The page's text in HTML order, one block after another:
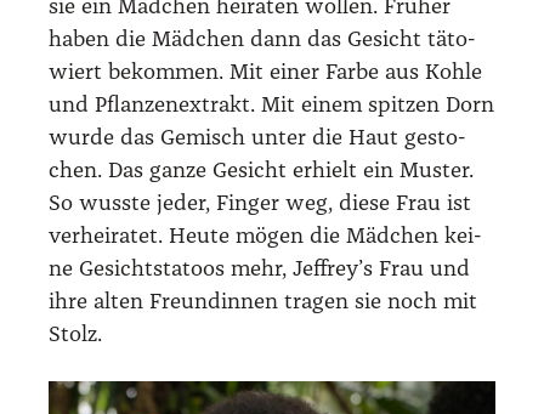
sie ein Mäd­chen hei­ra­ten wol­len. Frü­her
haben die Mäd­chen dann das Gesicht täto­
wiert bekom­men. Mit einer Far­be aus Koh­le
und Pflan­zen­ex­trakt. Mit einem spit­zen Dorn
wur­de das Gemisch unter die Haut gesto­
chen. Das gan­ze Gesicht erhielt ein Mus­ter.
So wuss­te jeder, Fin­ger weg, die­se Frau ist
ver­hei­ra­tet. Heu­te mögen die Mäd­chen kei­
ne Gesicht­st­a­toos mehr, Jeffrey’s Frau und
ihre alten Freun­din­nen tra­gen sie noch mit
Stolz.